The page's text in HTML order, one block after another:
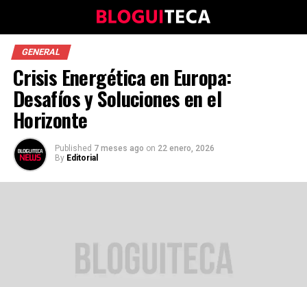
GENERAL
Crisis Energética en Europa:
Desafíos y Soluciones en el
Horizonte
Published 7 meses ago on 22 enero, 2026
By Editorial